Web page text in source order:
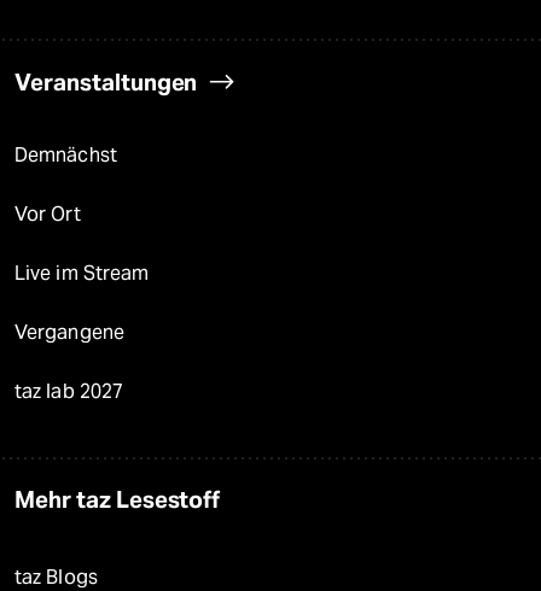
Veranstaltungen
Demnächst
Vor Ort
Live im Stream
Vergangene
taz lab 2027
Mehr taz Lesestoff
taz Blogs